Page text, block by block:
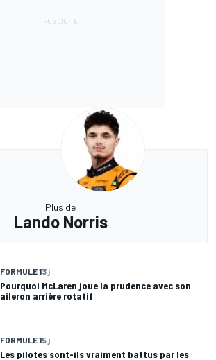
Plus de
Lando Norris
FORMULE 13 j
Pourquoi McLaren joue la prudence avec son
aileron arrière rotatif
FORMULE 15 j
Les pilotes sont-ils vraiment battus par les